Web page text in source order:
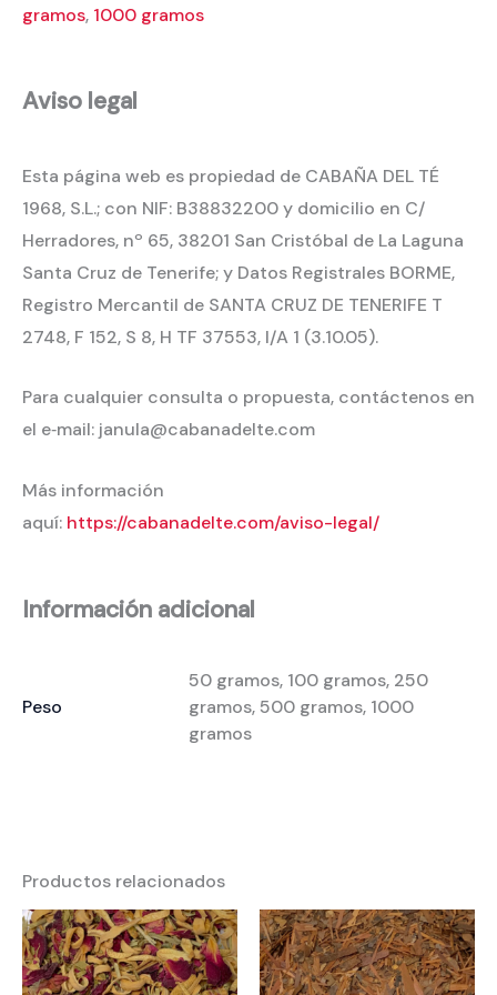
gramos, 1000 gramos
Aviso legal
Esta página web es propiedad de CABAÑA DEL TÉ
1968, S.L.; con NIF: B38832200 y domicilio en C/
Herradores, nº 65, 38201 San Cristóbal de La Laguna
Santa Cruz de Tenerife; y Datos Registrales BORME,
Registro Mercantil de SANTA CRUZ DE TENERIFE T
2748, F 152, S 8, H TF 37553, I/A 1 (3.10.05).
Para cualquier consulta o propuesta, contáctenos en
el e‐mail: janula@cabanadelte.com
Más información
aquí: https://cabanadelte.com/aviso-legal/
Información adicional
Peso
50 gramos, 100 gramos, 250
gramos, 500 gramos, 1000
gramos
Productos relacionados
Rango
de
precios:
desde
Rango
de
precios:
desde